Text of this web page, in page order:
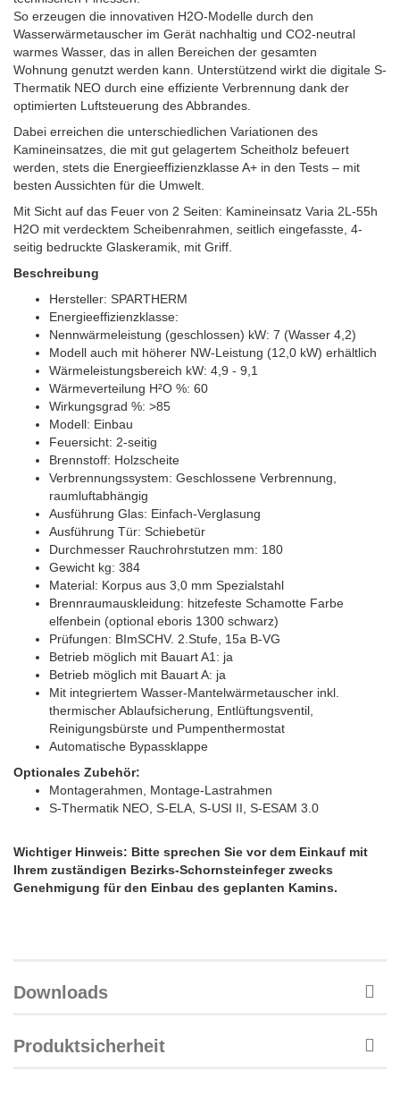
So erzeugen die innovativen H2O-Modelle durch den
Wasserwärmetauscher im Gerät nachhaltig und CO2-neutral
warmes Wasser, das in allen Bereichen der gesamten
Wohnung genutzt werden kann. Unterstützend wirkt die digitale S-
Thermatik NEO durch eine effiziente Verbrennung dank der
optimierten Luftsteuerung des Abbrandes.
Dabei erreichen die unterschiedlichen Variationen des
Kamineinsatzes, die mit gut gelagertem Scheitholz befeuert
werden, stets die Energieeffizienzklasse A+ in den Tests – mit
besten Aussichten für die Umwelt.
Mit Sicht auf das Feuer von 2 Seiten: Kamineinsatz Varia 2L-55h
H2O mit verdecktem Scheibenrahmen, seitlich eingefasste, 4-
seitig bedruckte Glaskeramik, mit Griff.
Beschreibung
Hersteller: SPARTHERM
Energieeffizienzklasse:
Nennwärmeleistung (geschlossen) kW: 7 (Wasser 4,2)
Modell auch mit höherer NW-Leistung (12,0 kW) erhältlich
Wärmeleistungsbereich kW: 4,9 - 9,1
Wärmeverteilung H²O %: 60
Wirkungsgrad %: >85
Modell: Einbau
Feuersicht: 2-seitig
Brennstoff: Holzscheite
Verbrennungssystem: Geschlossene Verbrennung,
raumluftabhängig
Ausführung Glas: Einfach-Verglasung
Ausführung Tür: Schiebetür
Durchmesser Rauchrohrstutzen mm: 180
Gewicht kg: 384
Material: Korpus aus 3,0 mm Spezialstahl
Brennraumauskleidung: hitzefeste Schamotte Farbe
elfenbein (optional eboris 1300 schwarz)
Prüfungen: BImSCHV. 2.Stufe, 15a B-VG
Betrieb möglich mit Bauart A1: ja
Betrieb möglich mit Bauart A: ja
Mit integriertem Wasser-Mantelwärmetauscher inkl.
thermischer Ablaufsicherung, Entlüftungsventil,
Reinigungsbürste und Pumpenthermostat
Automatische Bypassklappe
Optionales Zubehör:
Montagerahmen, Montage-Lastrahmen
S-Thermatik NEO, S-ELA, S-USI II, S-ESAM 3.0
Wichtiger Hinweis: Bitte sprechen Sie vor dem Einkauf mit
Ihrem zuständigen Bezirks-Schornsteinfeger zwecks
Genehmigung für den Einbau des geplanten Kamins.
Downloads
Produktsicherheit